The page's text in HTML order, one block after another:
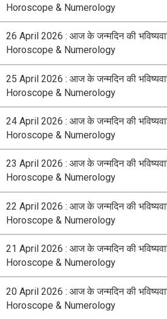
Horoscope & Numerology
26 April 2026 : आज के जन्मदिन की
Horoscope & Numerology
25 April 2026 : आज के जन्मदिन की
Horoscope & Numerology
24 April 2026 : आज के जन्मदिन की
Horoscope & Numerology
23 April 2026 : आज के जन्मदिन की
Horoscope & Numerology
22 April 2026 : आज के जन्मदिन की
Horoscope & Numerology
21 April 2026 : आज के जन्मदिन की
Horoscope & Numerology
20 April 2026 : आज के जन्मदिन की
Horoscope & Numerology